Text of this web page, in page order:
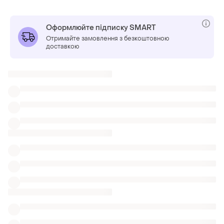
Оформлюйте підписку SMART
Отримайте замовлення з безкоштовною
доставкою